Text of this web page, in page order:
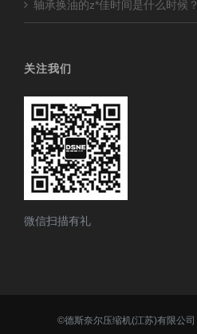
轴承换油的z*佳时间是什么时候？
关注我们
微信扫描有礼
©德斯奈尔压缩机(江苏)有限公司